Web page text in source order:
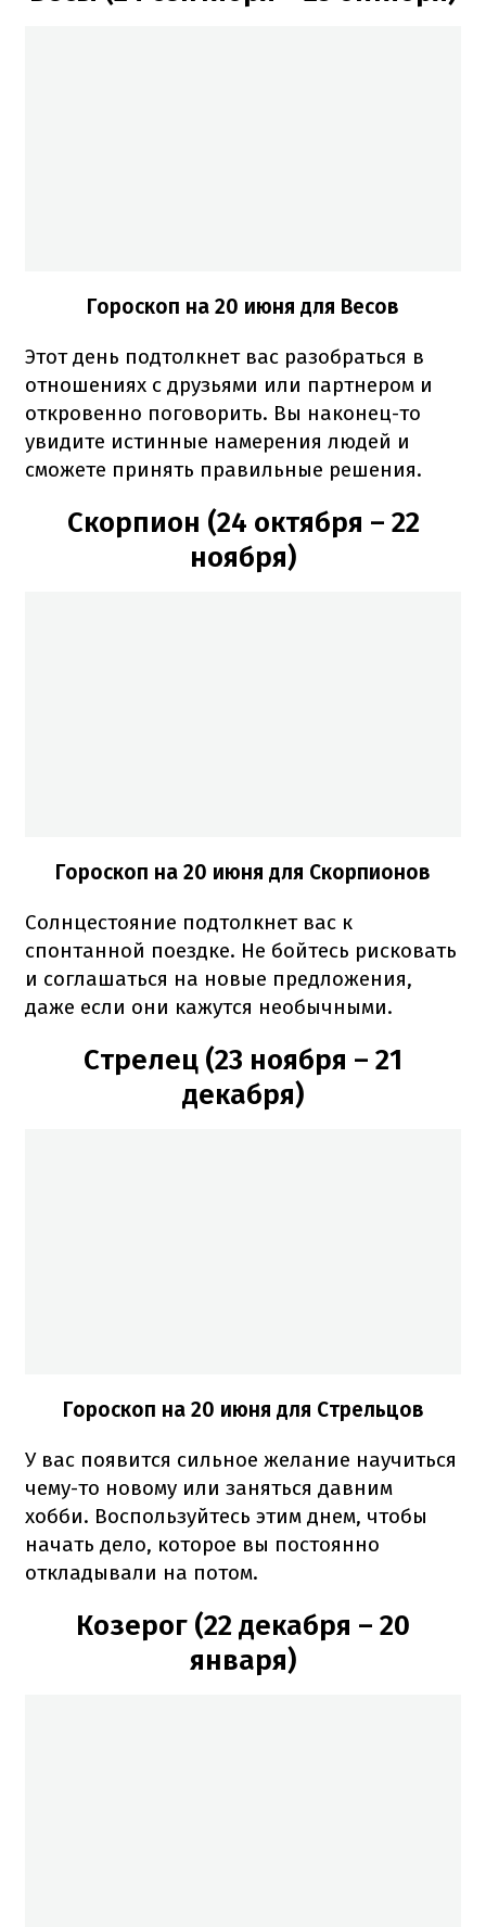
Гороскоп на 20 июня для Весов
Этот день подтолкнет вас разобраться в
отношениях с друзьями или партнером и
откровенно поговорить. Вы наконец-то
увидите истинные намерения людей и
сможете принять правильные решения.
Скорпион (24 октября – 22
ноября)
Гороскоп на 20 июня для Скорпионов
Солнцестояние подтолкнет вас к
спонтанной поездке. Не бойтесь рисковать
и соглашаться на новые предложения,
даже если они кажутся необычными.
Стрелец (23 ноября – 21
декабря)
Гороскоп на 20 июня для Стрельцов
У вас появится сильное желание научиться
чему-то новому или заняться давним
хобби. Воспользуйтесь этим днем, чтобы
начать дело, которое вы постоянно
откладывали на потом.
Козерог (22 декабря – 20
января)